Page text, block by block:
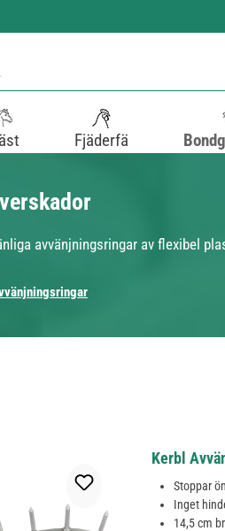
Fjäderfä
avvänjningsringar av flexibel
Kerbl
Stoppar
Inget
14,5 cm